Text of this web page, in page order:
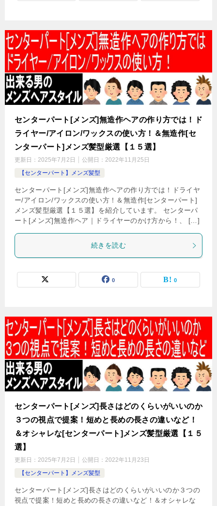
センターパート[メンズ]無造作ヘアの作り方では！ド
ライヤー/アイロン/ワックスの使い方！＆無造作[セ
ンターパート]メンズ髪型厳選【１５選】
更新日： 2025年7月2日 公開日： 2022年11月25日
【センターパート】メンズ髪型
センターパート[メンズ]無造作ヘアの作り方では！ドライヤ
ー/アイロン/ワックスの使い方！＆無造作[センターパート]
メンズ髪型厳選【１５選】を紹介しています。 センターパ
ート[メンズ]無造作ヘア｜ドライヤーのかけ方から！、 […]
続きを読む
0 0
センターパート[メンズ]長さはどのくらいがいいのか
３つの視点で提案！短めと長めの長さの違いなど！
＆オシャレな[センターパート]メンズ髪型厳選【１５
選】
更新日： 2025年7月2日 公開日： 2022年11月23日
【センターパート】メンズ髪型
センターパート[メンズ]長さはどのくらいがいいのか３つの
視点で提案！短めと長めの長さの違いなど！＆オシャレな